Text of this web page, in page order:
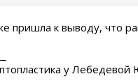
пришла к выводу, что
у Лебедевой